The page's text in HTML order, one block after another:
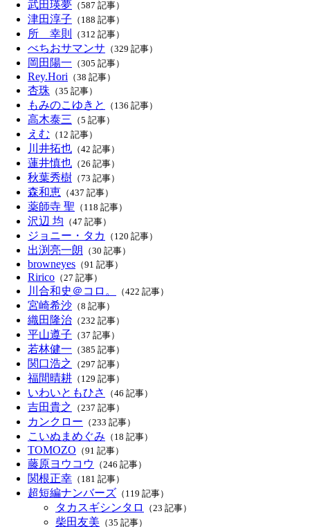
武田瑛夢 （587 記事）
津田淳子 （188 記事）
所 幸則 （312 記事）
べちおサマンサ （329 記事）
岡田陽一 （305 記事）
Rey.Hori （38 記事）
杏珠 （35 記事）
もみのこゆきと （136 記事）
高木泰三 （5 記事）
えむ （12 記事）
川井拓也 （42 記事）
蓮井慎也 （26 記事）
秋葉秀樹 （73 記事）
森和恵 （437 記事）
薬師寺 聖 （118 記事）
沢辺 均 （47 記事）
ジョニー・タカ （120 記事）
出渕亮一朗 （30 記事）
browneyes （91 記事）
Ririco （27 記事）
川合和史＠コロ。 （422 記事）
宮崎希沙 （8 記事）
織田隆治 （232 記事）
平山遵子 （37 記事）
若林健一 （385 記事）
関口浩之 （297 記事）
福間晴耕 （129 記事）
いわいともひさ （46 記事）
吉田貴之 （237 記事）
カンクロー （233 記事）
こいぬまめぐみ （18 記事）
TOMOZO （91 記事）
藤原ヨウコウ （246 記事）
関根正幸 （181 記事）
超短編ナンバーズ （119 記事）
タカスギシンタロ （23 記事）
柴田友美 （35 記事）